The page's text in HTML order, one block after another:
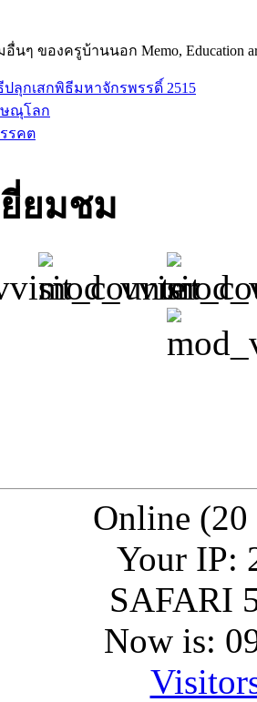
ๆ ของครูบ้านนอก Memo, Education
ลุกเสกพิธีมหาจักรพรรดิ์ 2515
ษณุโลก
รคต
ยมชม
Online (20
Your IP:
SAFARI
Now is: